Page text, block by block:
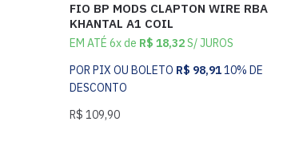
FIO BP MODS CLAPTON WIRE RBA
KHANTAL A1 COIL
EM ATÉ 6x de R$ 18,32S/ JUROS
POR PIX OU BOLETO R$ 98,9110% DE
DESCONTO
R$ 109,90